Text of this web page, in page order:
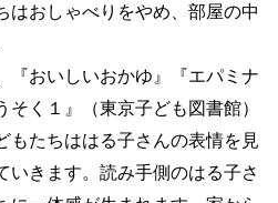
はおしゃべりをやめ、部屋の中
『おいしいおかゆ』『エパミナ
そく１』（東京子ども図書館）
もたちははる子さんの表情を見
いきます。読み手側のはる子さ